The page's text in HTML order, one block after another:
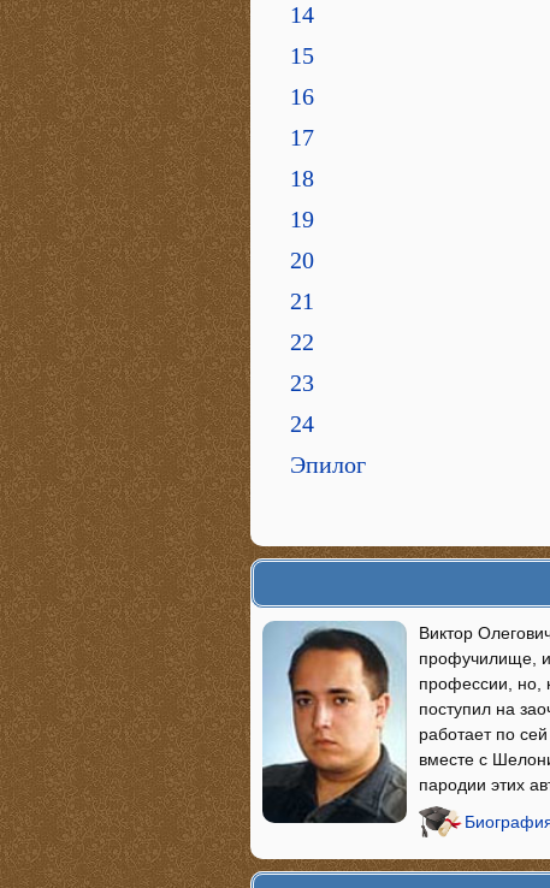
14
15
16
17
18
19
20
21
22
23
24
Эпилог
Виктор
профучилище, и
профессии, но,
поступил на
работает по
вместе с
пародии этих